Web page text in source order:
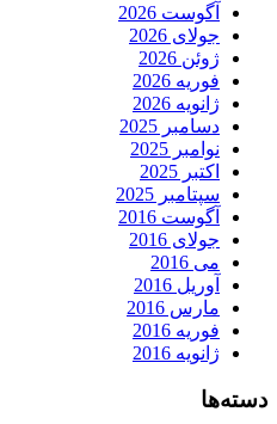
آگوست 2026
جولای 2026
ژوئن 2026
فوریه 2026
ژانویه 2026
دسامبر 2025
نوامبر 2025
اکتبر 2025
سپتامبر 2025
آگوست 2016
جولای 2016
می 2016
آوریل 2016
مارس 2016
فوریه 2016
ژانویه 2016
دسته‌ها